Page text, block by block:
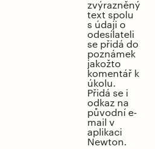
zvýrazněný
text spolu
s údaji o
odesílateli
se přidá do
poznámek
jakožto
komentář k
úkolu.
Přidá se i
odkaz na
původní e-
mail v
aplikaci
Newton.